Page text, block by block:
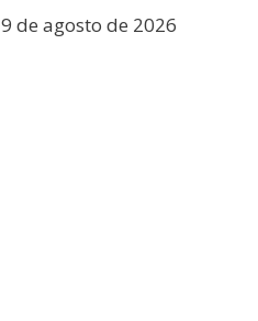
9 de agosto de 2026